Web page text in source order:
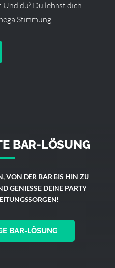
Und du? Du lehnst dich
Stimmung.
BAR-LÖSUNG
VON DER BAR BIS HIN ZU
GENIESSE DEINE PARTY
BAR-LÖSUNG